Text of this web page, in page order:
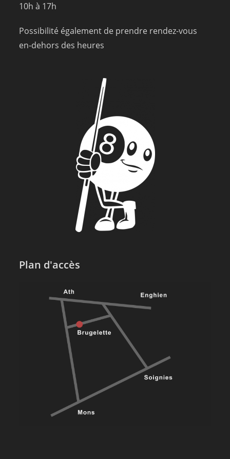
10h à 17h
Possibilité également de prendre rendez-vous
en-dehors des heures
Plan d'accès